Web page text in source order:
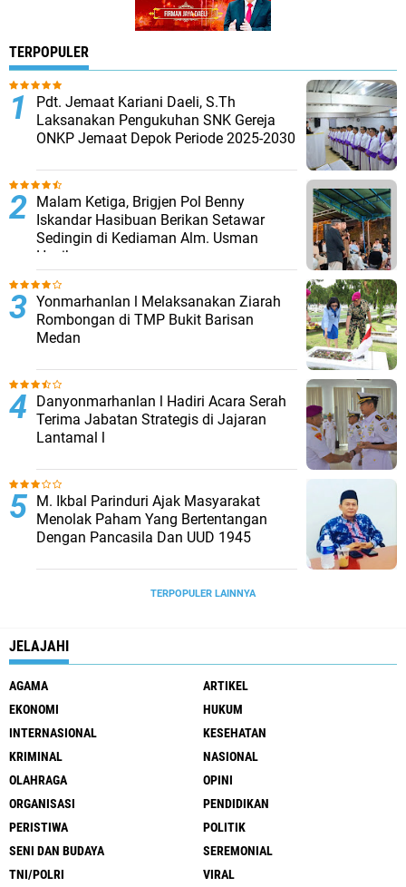
TERPOPULER
Pdt. Jemaat Kariani Daeli, S.Th
Laksanakan Pengukuhan SNK Gereja
ONKP Jemaat Depok Periode 2025-2030
Malam Ketiga, Brigjen Pol Benny
Iskandar Hasibuan Berikan Setawar
Sedingin di Kediaman Alm. Usman
Hasibuan
Yonmarhanlan l Melaksanakan Ziarah
Rombongan di TMP Bukit Barisan
Medan
Danyonmarhanlan l Hadiri Acara Serah
Terima Jabatan Strategis di Jajaran
Lantamal l
M. Ikbal Parinduri Ajak Masyarakat
Menolak Paham Yang Bertentangan
Dengan Pancasila Dan UUD 1945
TERPOPULER LAINNYA
JELAJAHI
AGAMA
ARTIKEL
EKONOMI
HUKUM
INTERNASIONAL
KESEHATAN
KRIMINAL
NASIONAL
OLAHRAGA
OPINI
ORGANISASI
PENDIDIKAN
PERISTIWA
POLITIK
SENI DAN BUDAYA
SEREMONIAL
TNI/POLRI
VIRAL